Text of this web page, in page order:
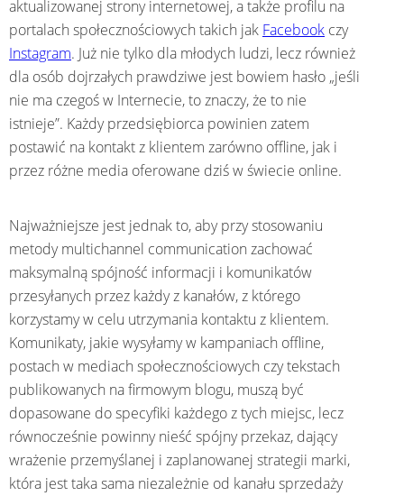
aktualizowanej strony internetowej, a także profilu na
portalach społecznościowych takich jak Facebook czy
Instagram. Już nie tylko dla młodych ludzi, lecz również
dla osób dojrzałych prawdziwe jest bowiem hasło „jeśli
nie ma czegoś w Internecie, to znaczy, że to nie
istnieje”. Każdy przedsiębiorca powinien zatem
postawić na kontakt z klientem zarówno offline, jak i
przez różne media oferowane dziś w świecie online.
Najważniejsze jest jednak to, aby przy stosowaniu
metody multichannel communication zachować
maksymalną spójność informacji i komunikatów
przesyłanych przez każdy z kanałów, z którego
korzystamy w celu utrzymania kontaktu z klientem.
Komunikaty, jakie wysyłamy w kampaniach offline,
postach w mediach społecznościowych czy tekstach
publikowanych na firmowym blogu, muszą być
dopasowane do specyfiki każdego z tych miejsc, lecz
równocześnie powinny nieść spójny przekaz, dający
wrażenie przemyślanej i zaplanowanej strategii marki,
która jest taka sama niezależnie od kanału sprzedaży